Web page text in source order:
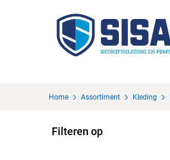
Home Assortiment Kleding
Filteren op